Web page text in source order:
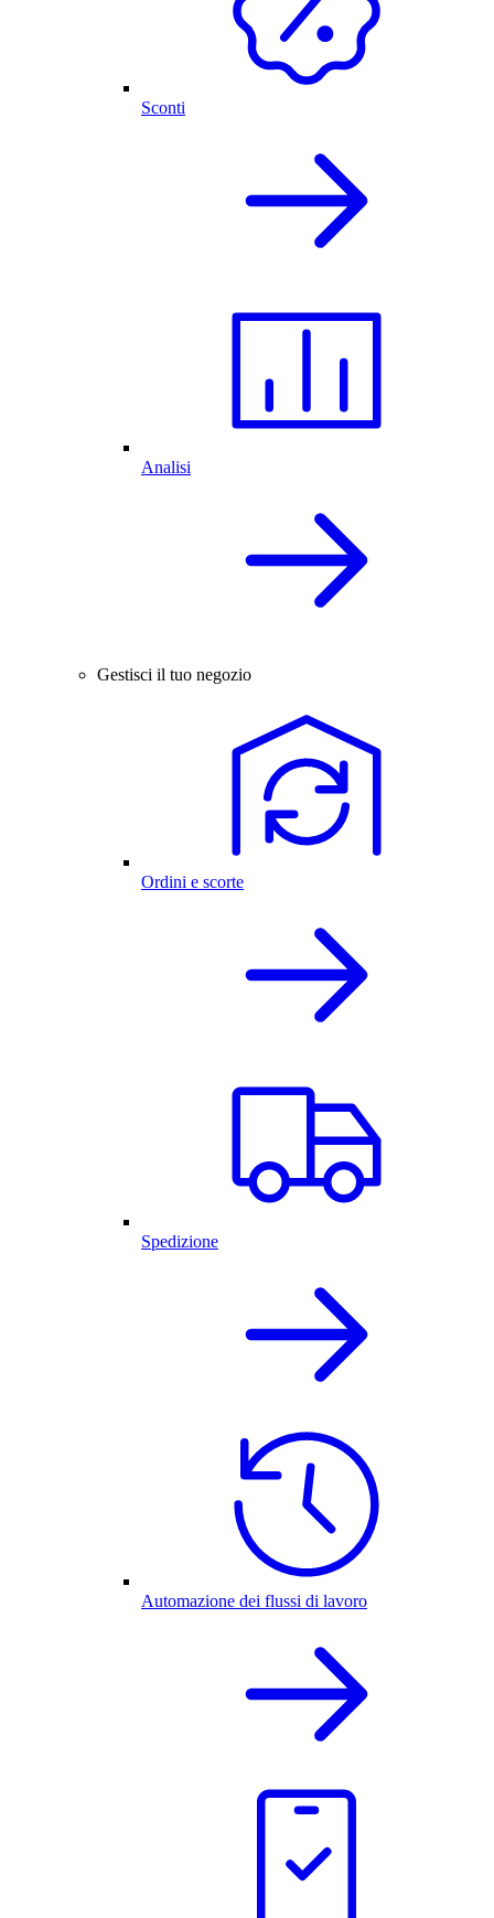
Sconti
Analisi
Gestisci il tuo negozio
Ordini e scorte
Spedizione
Automazione dei flussi di lavoro